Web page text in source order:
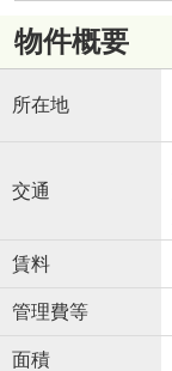
物件概要
所在地
交通
賃料
管理費等
面積